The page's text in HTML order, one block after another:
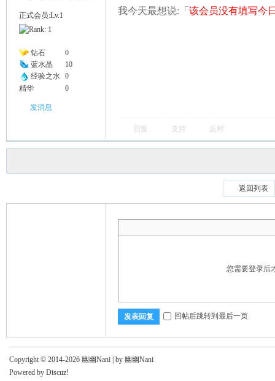
正式会员:Lv.1
钻石
0
蓝水晶
10
经验之水 0
精华
0
发消息
我今天最想说:「 该会员没有填写今
回复 支持 反对
返回列表
您需要登录后
发表回复 回帖后跳转到最后一页
Copyright © 2014-2026 幽幽Nani | by 幽幽Nani
Powered by Discuz!